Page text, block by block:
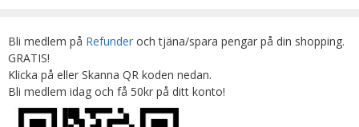
Bli medlem på Refunder och tjäna/spara pengar på din shopping.
GRATIS!
Klicka på eller Skanna QR koden nedan.
Bli medlem idag och få 50kr på ditt konto!